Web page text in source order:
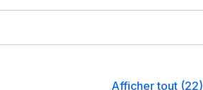
Afficher tout (22)